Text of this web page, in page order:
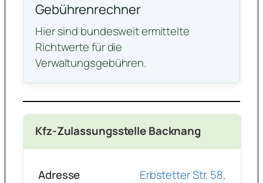
Gebührenrechner
Hier sind bundesweit ermittelte
Richtwerte für die
Verwaltungsgebühren.
Kfz-Zulassungsstelle Backnang
Adresse
Erbstetter Str. 58,